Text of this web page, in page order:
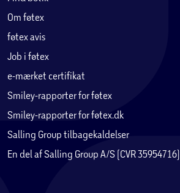
Om føtex
føtex avis
Job i føtex
e-mærket certifikat
Smiley-rapporter for føtex
Smiley-rapporter for føtex.dk
Salling Group tilbagekaldelser
En del af Salling Group A/S (CVR 35954716)